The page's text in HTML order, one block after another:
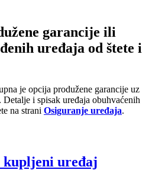
garancije ili
uređaja od štete i
je opcija produžene garancije uz
i spisak uređaja obuhvaćenih
na strani Osiguranje uređaja.
kupljeni uređaj